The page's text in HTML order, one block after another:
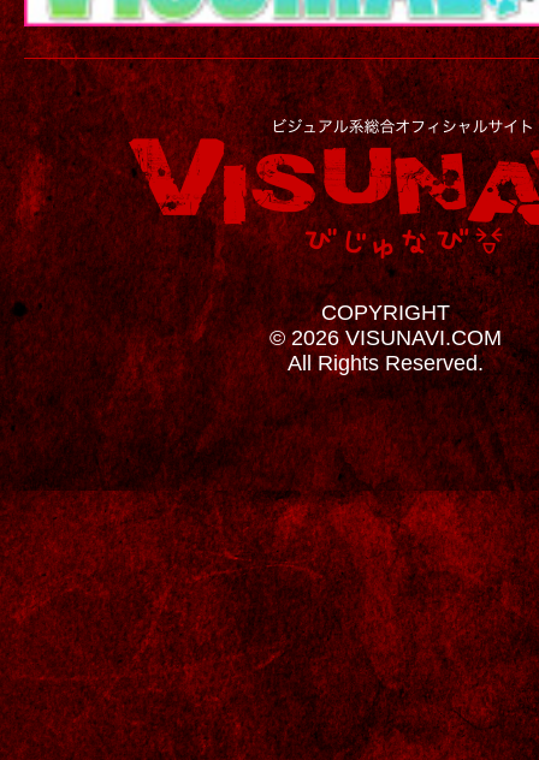
COPYRIGHT
© 2026 VISUNAVI.COM
All Rights Reserved.